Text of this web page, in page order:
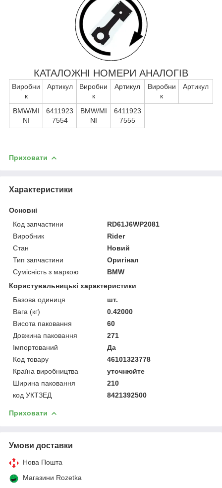
КАТАЛОЖНІ НОМЕРИ АНАЛОГІВ
Виробни
к
Артикул
Виробни
к
Артикул
Виробни
к
Артикул
BMW/MI
NI
6411923
7554
BMW/MI
NI
6411923
7555
Приховати
Характеристики
Основні
Код запчастини
RD61J6WP2081
Виробник
Rider
Стан
Новий
Тип запчастини
Оригінал
Сумісність з маркою
BMW
Користувальницькі характеристики
Базова одиниця
шт.
Вага (кг)
0.42000
Висота паковання
60
Довжина паковання
271
Імпортований
Да
Код товару
46101323778
Країна виробництва
уточнюйте
Ширина паковання
210
код УКТЗЕД
8421392500
Приховати
Умови доставки
Нова Пошта
Магазини Rozetka